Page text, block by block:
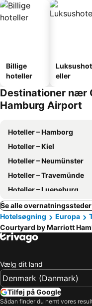
Billige
hoteller
Luksushot
eller
Destinationer nær
Hamburg Airport
Hoteller – Hamborg
Hoteller – Kiel
Hoteller – Neumünster
Hoteller – Travemünde
Hoteller – Lueneburg
Se alle
Hotelsøgning
Europa
Courtyard by Marriott
Vælg dit land
Tilføj på Google
Sådan finder du nemt vores